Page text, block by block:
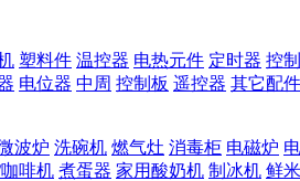
塑料件 温控器 电热元件 定时器 控
电位器 中周 控制板 遥控器 其它配件
波炉 洗碗机 燃气灶 消毒柜 电磁炉
啡机 煮蛋器 家用酸奶机 制冰机 鲜